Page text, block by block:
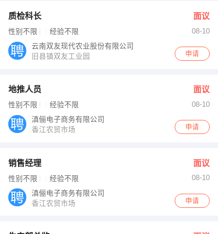
质检科长 面议
性别不限 经验不限
08-10
云南双友现代农业股份有限公司
旧县镇双友工业园
申请
地推人员 面议
性别不限 经验不限
08-10
滇俪电子商务有限公司
香江农贸市场
申请
销售经理 面议
性别不限 经验不限
08-10
滇俪电子商务有限公司
香江农贸市场
申请